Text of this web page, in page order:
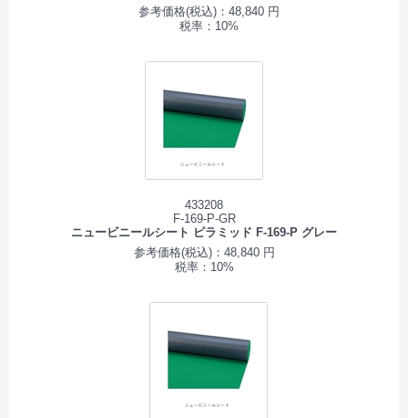
参考価格(税込)：48,840 円
税率：10%
433208
F-169-P-GR
ニュービニールシート ピラミッド F-169-P グレー
参考価格(税込)：48,840 円
税率：10%